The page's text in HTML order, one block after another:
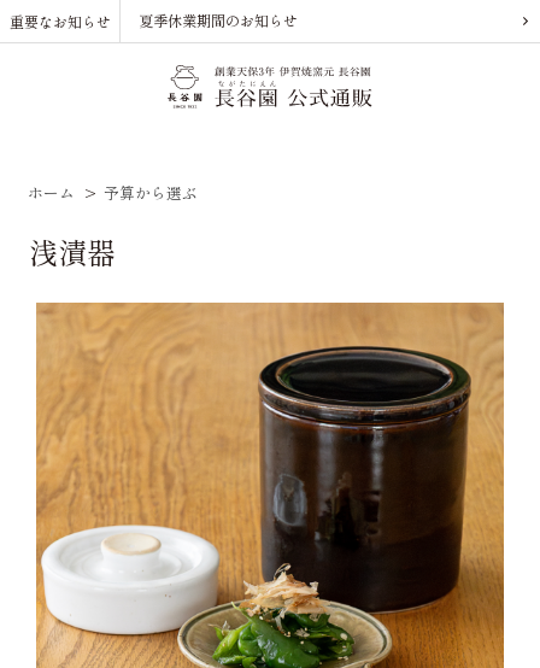
重要なお知らせ 夏季休業期間のお知らせ
ホーム > 予算から選ぶ
浅漬器